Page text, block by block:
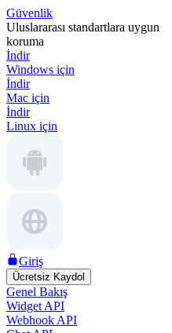
Güvenlik
Uluslararası standartlara uygun
koruma
İndir
Windows için
İndir
Mac için
İndir
Linux için
Giriş
Ücretsiz Kaydol
Genel Bakış
Widget API
Webhook API